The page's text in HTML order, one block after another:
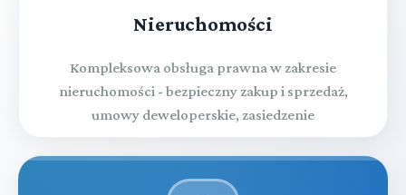
Nieruchomości
Kompleksowa obsługa prawna w zakresie
nieruchomości - bezpieczny zakup i sprzedaż,
umowy deweloperskie, zasiedzenie